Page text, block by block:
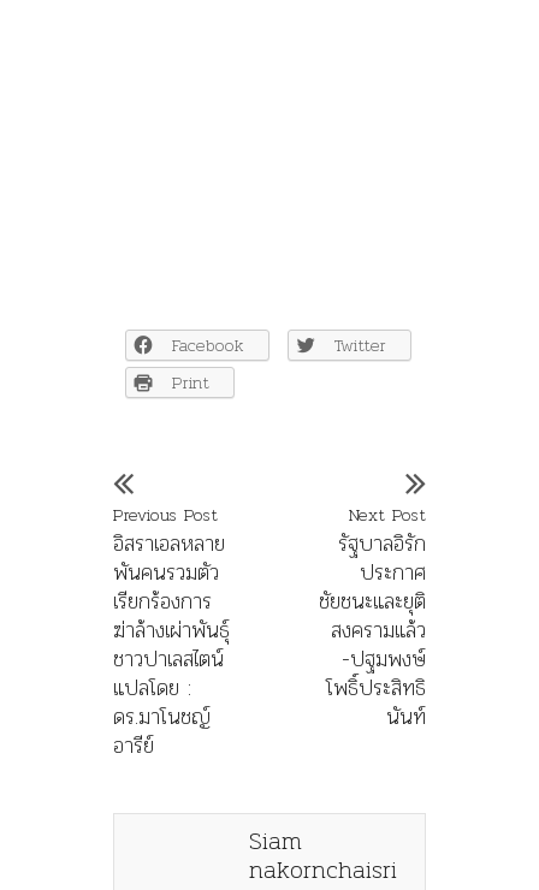
Facebook
Twitter
Print
Previous Post
อิสราเอลหลาย
พันคนรวมตัว
เรียกร้องการ
ฆ่าล้างเผ่าพันธุ์
ชาวปาเลสไตน์
แปลโดย :
ดร.มาโนชญ์
อารีย์
Next Post
รัฐบาลอิรัก
ประกาศ
ชัยชนะและยุติ
สงครามแล้ว
-ปฐมพงษ์
โพธิ์ประสิทธิ
นันท์
Siam
nakornchaisri